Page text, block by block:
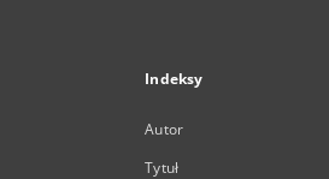
Indeksy
Autor
Tytuł